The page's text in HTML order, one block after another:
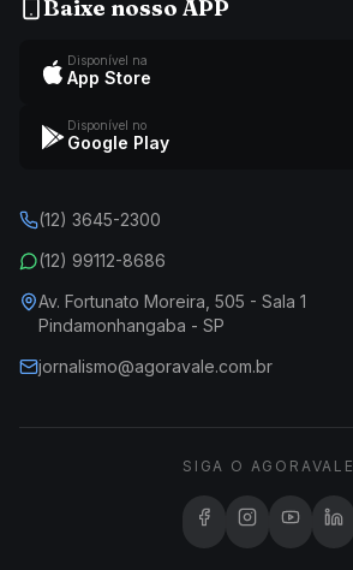
Baixe nosso APP
Disponível na
App Store
Disponível no
Google Play
(12) 3645-2300
(12) 99112-8686
Av. Fortunato Moreira, 505 - Sala 1
Pindamonhangaba - SP
jornalismo@agoravale.com.br
SIGA O AGORAVALE